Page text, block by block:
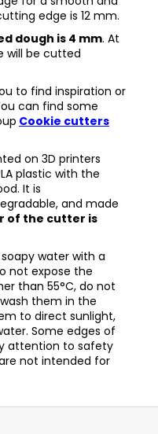
edge is 12 mm.
dough is 4 mm. At
will be cutted
to find inspiration or
can find some
Cookie cutters
on 3D printers
plastic with the
It is
and made
of the cutter is
water with a
not expose the
than 55°C, do not
them in the
to direct sunlight,
Some edges of
attention to safety
not intended for